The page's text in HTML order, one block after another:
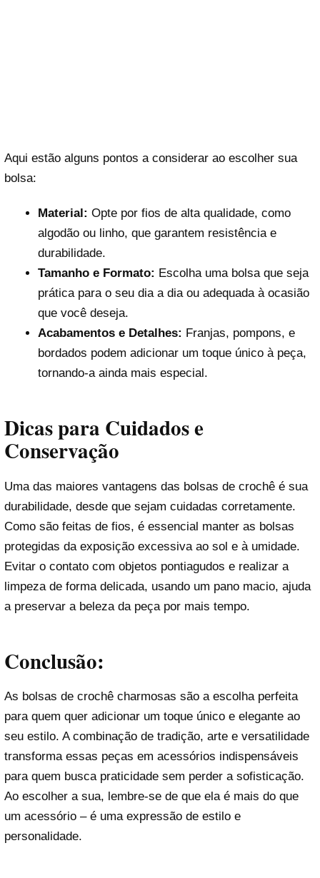
Aqui estão alguns pontos a considerar ao escolher sua
bolsa:
Material: Opte por fios de alta qualidade, como
algodão ou linho, que garantem resistência e
durabilidade.
Tamanho e Formato: Escolha uma bolsa que seja
prática para o seu dia a dia ou adequada à ocasião
que você deseja.
Acabamentos e Detalhes: Franjas, pompons, e
bordados podem adicionar um toque único à peça,
tornando-a ainda mais especial.
Dicas para Cuidados e
Conservação
Uma das maiores vantagens das bolsas de crochê é sua
durabilidade, desde que sejam cuidadas corretamente.
Como são feitas de fios, é essencial manter as bolsas
protegidas da exposição excessiva ao sol e à umidade.
Evitar o contato com objetos pontiagudos e realizar a
limpeza de forma delicada, usando um pano macio, ajuda
a preservar a beleza da peça por mais tempo.
Conclusão:
As bolsas de crochê charmosas são a escolha perfeita
para quem quer adicionar um toque único e elegante ao
seu estilo. A combinação de tradição, arte e versatilidade
transforma essas peças em acessórios indispensáveis
para quem busca praticidade sem perder a sofisticação.
Ao escolher a sua, lembre-se de que ela é mais do que
um acessório – é uma expressão de estilo e
personalidade.